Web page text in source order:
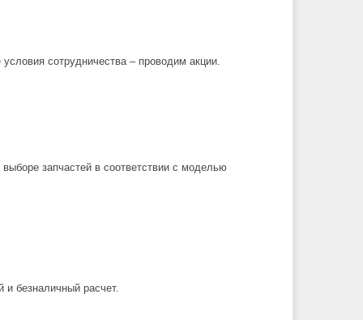
сотрудничества – проводим акции.
запчастей в соответствии с моделью
безналичный расчет.